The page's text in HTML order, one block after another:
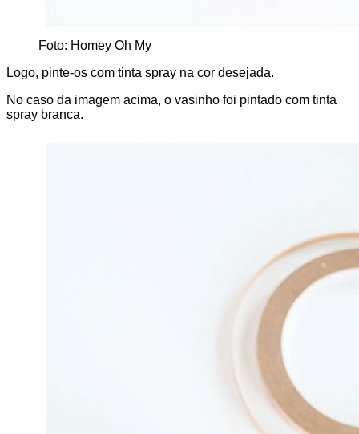
Foto: Homey Oh My
Logo, pinte-os com tinta spray na cor desejada.
No caso da imagem acima, o vasinho foi pintado com tinta
spray branca.